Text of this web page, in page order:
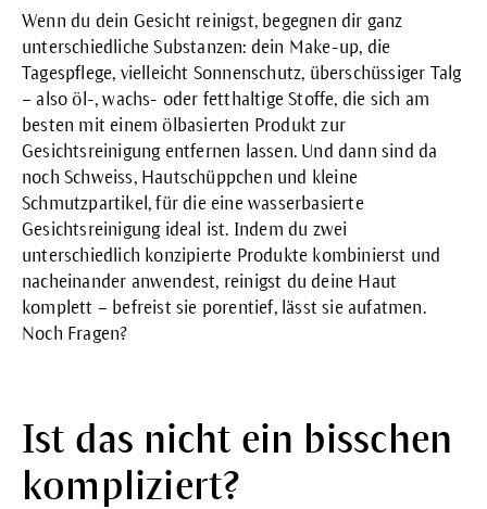
Wenn du dein Gesicht reinigst, begegnen dir ganz
unterschiedliche Substanzen: dein Make-up, die
Tagespflege, vielleicht Sonnenschutz, überschüssiger Talg
– also öl-, wachs- oder fetthaltige Stoffe, die sich am
besten mit einem ölbasierten Produkt zur
Gesichtsreinigung entfernen lassen. Und dann sind da
noch Schweiss, Hautschüppchen und kleine
Schmutzpartikel, für die eine wasserbasierte
Gesichtsreinigung ideal ist. Indem du zwei
unterschiedlich konzipierte Produkte kombinierst und
nacheinander anwendest, reinigst du deine Haut
komplett – befreist sie porentief, lässt sie aufatmen.
Noch Fragen?
Ist das nicht ein bisschen
kompliziert?